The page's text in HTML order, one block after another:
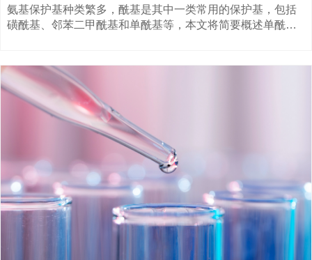
氨基保护基种类繁多，酰基是其中一类常用的保护基，包括
磺酰基、邻苯二甲酰基和单酰基等，本文将简要概述单酰基